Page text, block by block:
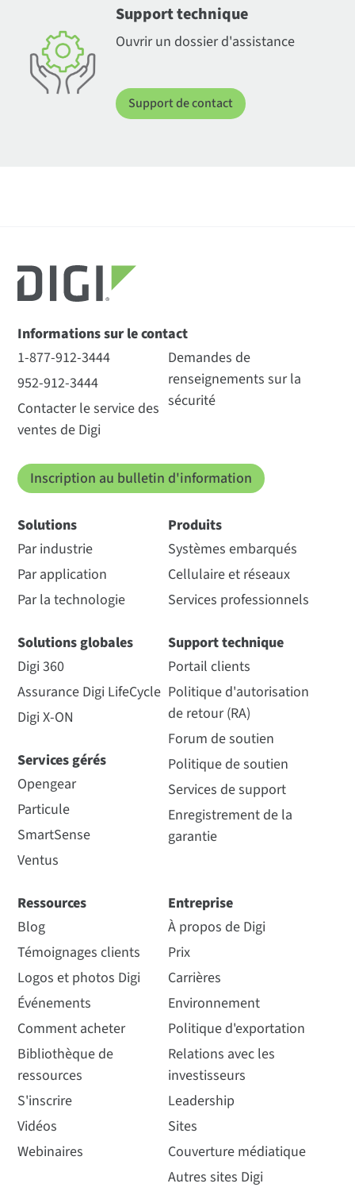
Support technique
Ouvrir un dossier d'assistance
Support de contact
Informations sur le contact
1-877-912-3444
952-912-3444
Contacter le service des
ventes de Digi
Demandes de
renseignements sur la
sécurité
Inscription au bulletin d'information
Solutions
Par industrie
Par application
Par la technologie
Solutions globales
Digi 360
Assurance Digi LifeCycle
Digi X-ON
Services gérés
Opengear
Particule
SmartSense
Ventus
Produits
Systèmes embarqués
Cellulaire et réseaux
Services professionnels
Support technique
Portail clients
Politique d'autorisation
de retour (RA)
Forum de soutien
Politique de soutien
Services de support
Enregistrement de la
garantie
Ressources
Blog
Témoignages clients
Logos et photos Digi
Événements
Comment acheter
Bibliothèque de
ressources
S'inscrire
Vidéos
Webinaires
Entreprise
À propos de Digi
Prix
Carrières
Environnement
Politique d'exportation
Relations avec les
investisseurs
Leadership
Sites
Couverture médiatique
Autres sites Digi